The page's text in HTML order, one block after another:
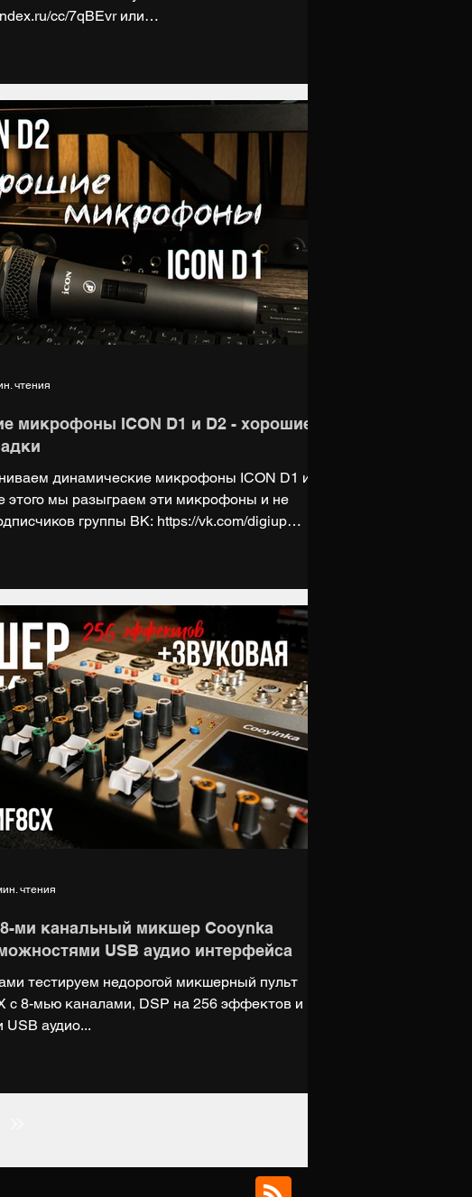
cc/7qBEvr или
digiup.net Группа ВК: https://vk.com/digiup
t.me/digiupnet Поддержать нас на Boosty:
За вокальные тесты отдельное
микрофоны ICON D1 и D2 - хорошие
динамические микрофоны ICON D1 и
этого мы разыграем эти микрофоны и не
группы ВК: https://vk.com/digiup
digiup.net Группа ВК: https://vk.com/digiup
t.me/digiupnet НАШ МЕРЧ:
Поддержать нас на Boosty:
За вокаль
чтения
ми канальный микшер Cooynka
USB аудио интерфейса
тестируем недорогой микшерный пульт
с 8-мью каналами, DSP на 256 эффектов и
аудио...
чтения